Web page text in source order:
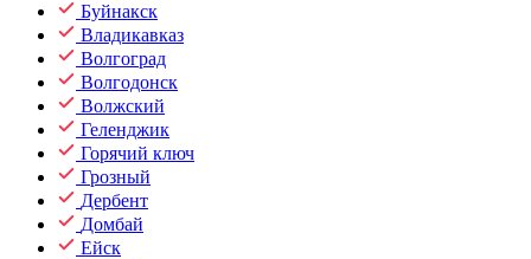
Буйнакск
Владикавказ
Волгоград
Волгодонск
Волжский
Геленджик
Горячий ключ
Грозный
Дербент
Домбай
Ейск